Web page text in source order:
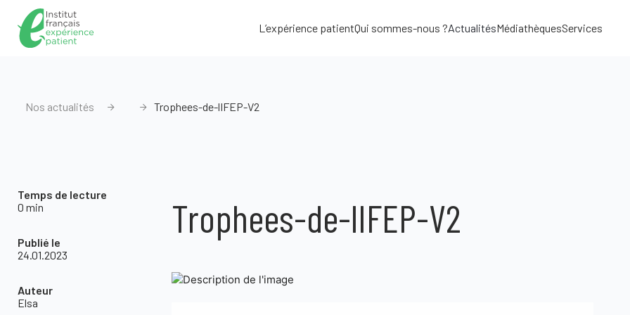
L’expérience patientQui sommes-nous ?ActualitésMédiathèquesServices
Nos actualités Trophees-de-lIFEP-V2
Temps de lecture
0 min
Publié le
24.01.2023
Auteur
Elsa
Trophees-de-lIFEP-V2